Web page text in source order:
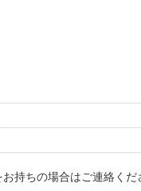
持ちの場合はご連絡くだ